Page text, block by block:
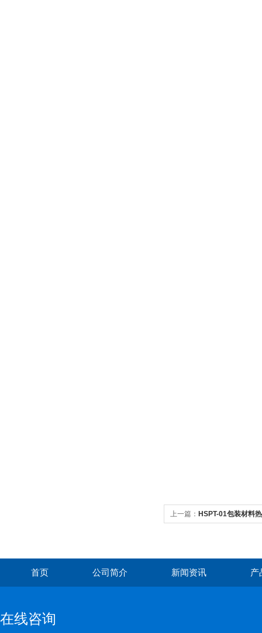
上一篇： HSPT-01包装材料
首页 公司简介 新闻资讯 产
在线咨询